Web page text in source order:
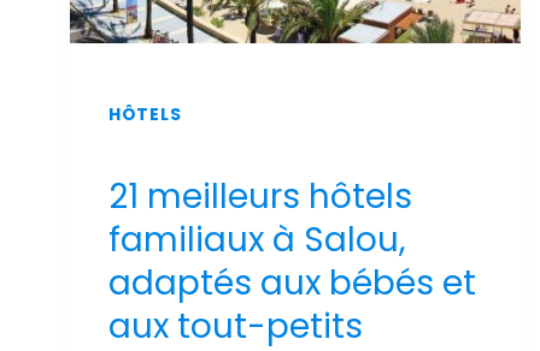
MEILLEUR
PRIX
HÔTELS
21 meilleurs hôtels
familiaux à Salou,
adaptés aux bébés et
aux tout-petits